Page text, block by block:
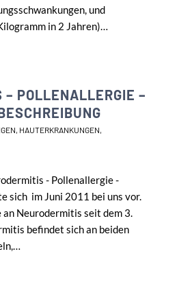
und
in 2 Jahren)…
– POLLENALLERGIE –
, HAUTERKRANKUNGEN,
- Pollenallergie -
sich im Juni 2011 bei uns vor.
Neurodermitis seit dem 3.
befindet sich an beiden